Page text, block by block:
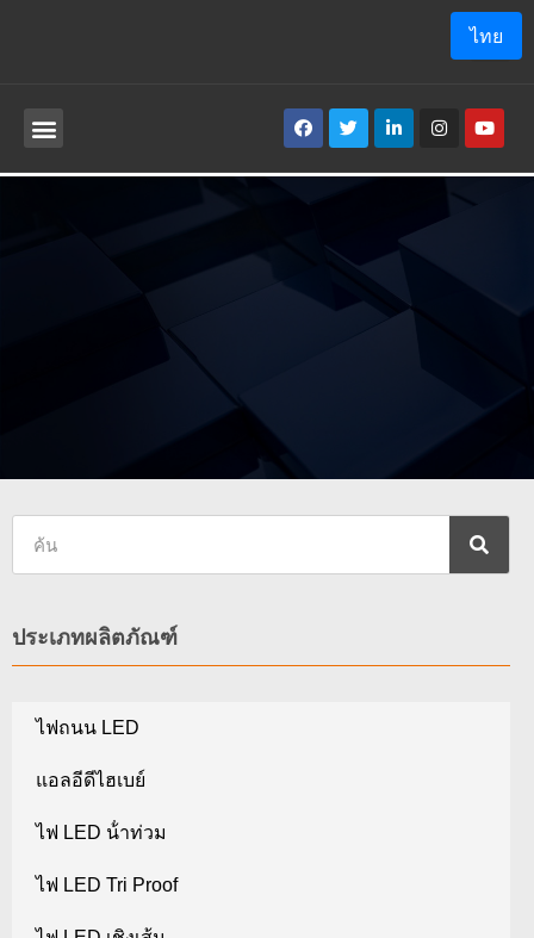
ประเภทผลิตภัณฑ์
ไฟถนน LED
แอลอีดีไฮเบย์
ไฟ LED น้ําท่วม
ไฟ LED Tri Proof
ไทย